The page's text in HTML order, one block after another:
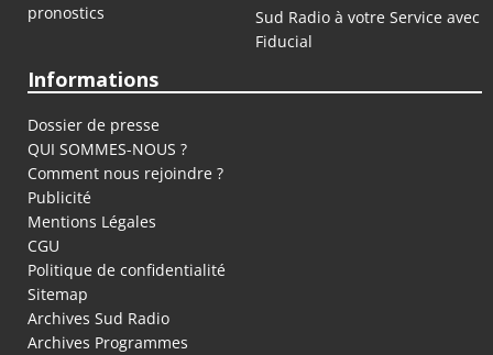
pronostics
Sud Radio à votre Service avec
Fiducial
Informations
Dossier de presse
QUI SOMMES-NOUS ?
Comment nous rejoindre ?
Publicité
Mentions Légales
CGU
Politique de confidentialité
Sitemap
Archives Sud Radio
Archives Programmes